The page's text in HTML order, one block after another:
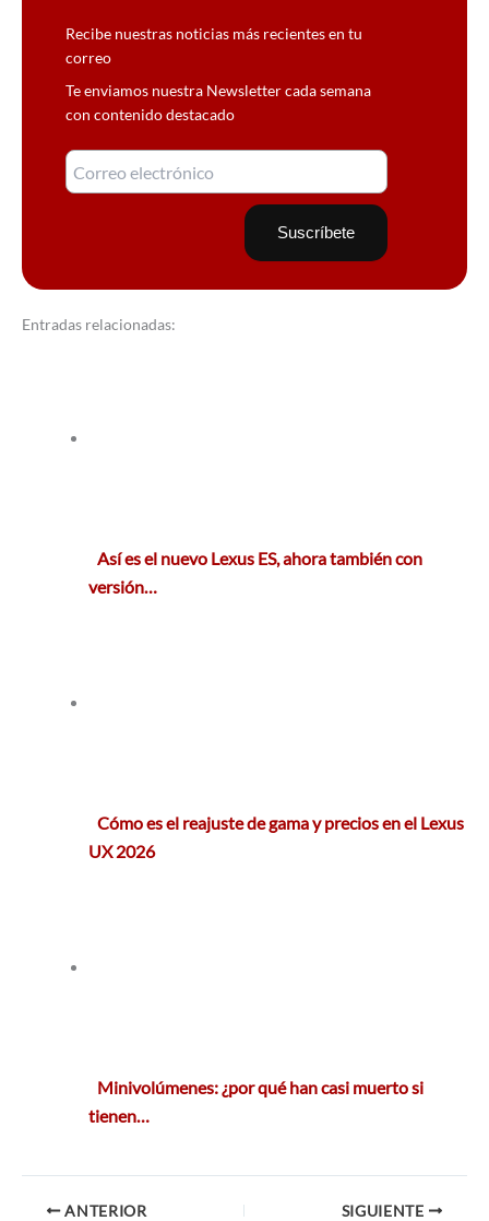
Recibe nuestras noticias más recientes en tu
correo
Te enviamos nuestra Newsletter cada semana
con contenido destacado
Entradas relacionadas:
Así es el nuevo Lexus ES, ahora también con
versión…
Cómo es el reajuste de gama y precios en el Lexus
UX 2026
Minivolúmenes: ¿por qué han casi muerto si
tienen…
ANTERIOR SIGUIENTE